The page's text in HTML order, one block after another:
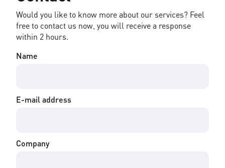
Would you like to know more about our services? Feel
free to contact us now, you will receive a response
within 2 hours.
Name
E-mail address
Company